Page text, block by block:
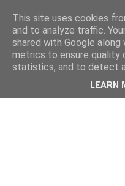
This site uses cookies
and to analyze traffic.
shared with Google
metrics to ensure quality
statistics, and to detect
LEARN